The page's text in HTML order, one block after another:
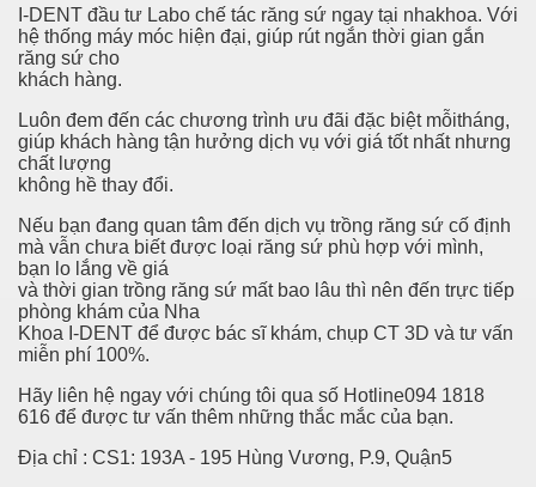
I-DENT đầu tư Labo chế tác răng sứ ngay tại nhakhoa. Với
hệ thống máy móc hiện đại, giúp rút ngắn thời gian gắn
răng sứ cho
khách hàng.
Luôn đem đến các chương trình ưu đãi đặc biệt mỗitháng,
giúp khách hàng tận hưởng dịch vụ với giá tốt nhất nhưng
chất lượng
không hề thay đổi.
Nếu bạn đang quan tâm đến dịch vụ trồng răng sứ cố định
mà vẫn chưa biết được loại răng sứ phù hợp với mình,
bạn lo lắng về giá
và thời gian trồng răng sứ mất bao lâu thì nên đến trực tiếp
phòng khám của Nha
Khoa I-DENT để được bác sĩ khám, chụp CT 3D và tư vấn
miễn phí 100%.
Hãy liên hệ ngay với chúng tôi qua số Hotline094 1818
616 để được tư vấn thêm những thắc mắc của bạn.
Địa chỉ : CS1: 193A - 195 Hùng Vương, P.9, Quận5
Programs
Get Worse When You Move Equally Ways Around and
a Plan In to Activity
software For Small Business
Travel Software
Helps to Save the Planet
The Web site Speed
Wall is Best For Your Puppy?